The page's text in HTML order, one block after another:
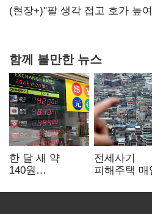
숙제
(현장+)"팔 생각 접고 호가 높
함께 볼만한 뉴스
한 달 새 약
140원
엔저'에 원화
전세사기
피해주택 매
누적 피해자